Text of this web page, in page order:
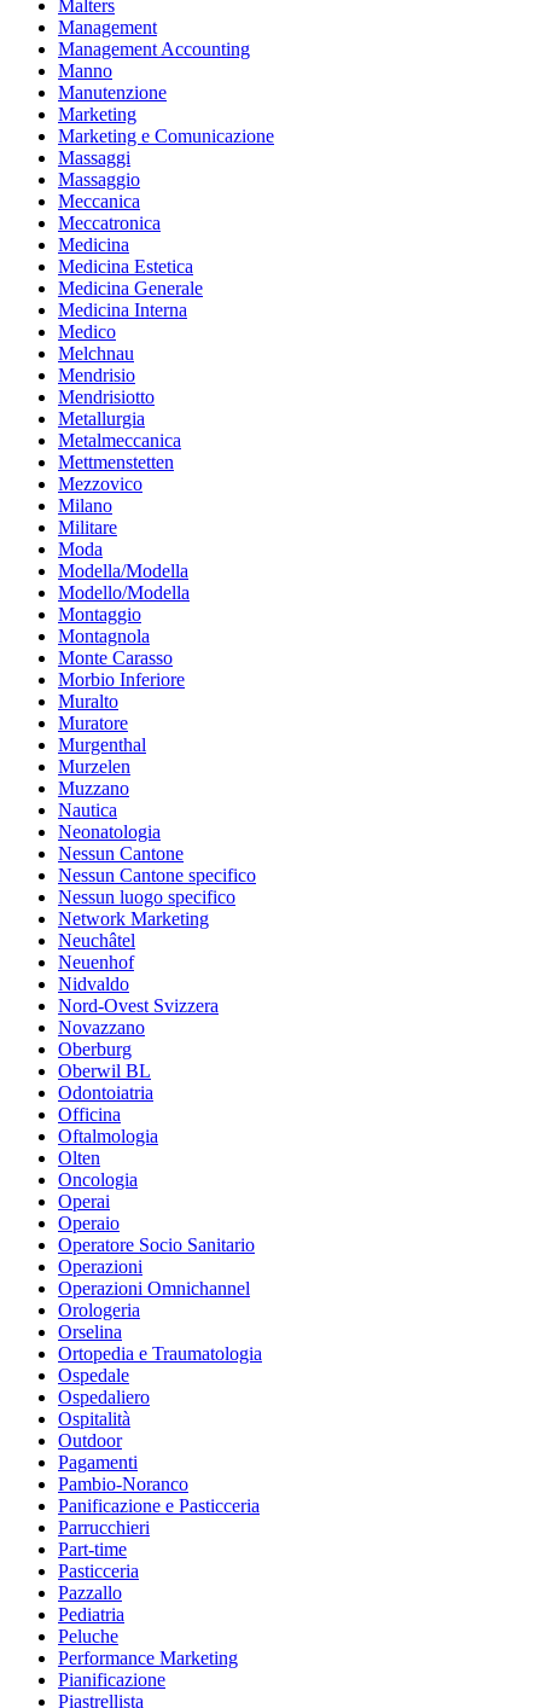
Malters
Management
Management Accounting
Manno
Manutenzione
Marketing
Marketing e Comunicazione
Massaggi
Massaggio
Meccanica
Meccatronica
Medicina
Medicina Estetica
Medicina Generale
Medicina Interna
Medico
Melchnau
Mendrisio
Mendrisiotto
Metallurgia
Metalmeccanica
Mettmenstetten
Mezzovico
Milano
Militare
Moda
Modella/Modella
Modello/Modella
Montaggio
Montagnola
Monte Carasso
Morbio Inferiore
Muralto
Muratore
Murgenthal
Murzelen
Muzzano
Nautica
Neonatologia
Nessun Cantone
Nessun Cantone specifico
Nessun luogo specifico
Network Marketing
Neuchâtel
Neuenhof
Nidvaldo
Nord-Ovest Svizzera
Novazzano
Oberburg
Oberwil BL
Odontoiatria
Officina
Oftalmologia
Olten
Oncologia
Operai
Operaio
Operatore Socio Sanitario
Operazioni
Operazioni Omnichannel
Orologeria
Orselina
Ortopedia e Traumatologia
Ospedale
Ospedaliero
Ospitalità
Outdoor
Pagamenti
Pambio-Noranco
Panificazione e Pasticceria
Parrucchieri
Part-time
Pasticceria
Pazzallo
Pediatria
Peluche
Performance Marketing
Pianificazione
Piastrellista